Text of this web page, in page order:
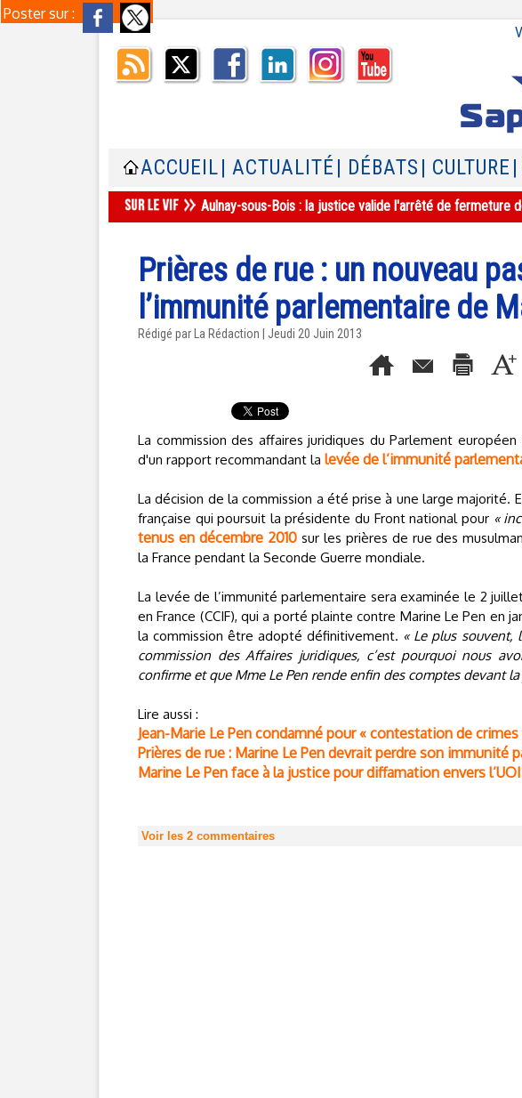
Poster sur :
ACCUEIL | ACTUALITÉ | DÉBATS | CULTURE
Aulnay-sous-Bois : la justice valide l'arrêté de fermeture
Prières de rue : un nouveau
l’immunité parlementaire de
Rédigé par La Rédaction | Jeudi 20 Juin 2013
La commission des affaires juridiques du Parlement
d'un rapport recommandant la levée de l’immunité
La décision de la commission a été prise à une large majorité.
française qui poursuit la présidente du Front national pour «
tenus en décembre 2010sur les prières de rue des
la France pendant la Seconde Guerre mondiale.
La levée de l’immunité parlementaire sera examinée le 2
en France (CCIF), qui a porté plainte contre Marine Le Pen en
la commission être adopté définitivement. « Le plus souvent,
commission des Affaires juridiques, c’est pourquoi nous
confirme et que Mme Le Pen rende enfin des comptes devant
Lire aussi :
Jean-Marie Le Pen condamné pour « contestation de
Prières de rue : Marine Le Pen devrait perdre son immunité
Marine Le Pen face à la justice pour diffamation envers
Voir les 2 commentaires